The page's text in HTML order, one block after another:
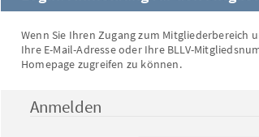
Wenn Sie Ihren Zugang zum Mitgliederbereich
Ihre E-Mail-Adresse oder Ihre BLLV-
Homepage zugreifen zu können.
Anmelden